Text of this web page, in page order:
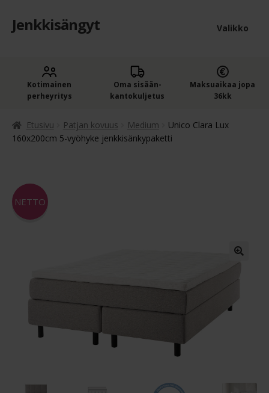
Siirry
navigointiin
Siirry
sisältöön
Jenkkisängyt Valikko
Jenkkisängyt
Oheistuotteet
Kassa
Jenkkisängyn ostajan opas
Maksuehdot
Kotimainen
perheyritys
Oma sisään­
kantokuljetus
Maksuaikaa jopa
36kk
Etusivu Patjan kovuus Medium
Unico Clara Lux
160x200cm 5-vyöhyke jenkkisänkypaketti
NETTO